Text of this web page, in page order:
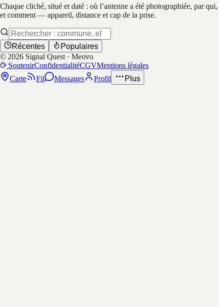
Chaque cliché, situé et daté : où l’antenne a été photographiée, par qui,
et comment — appareil, distance et cap de la prise.
Récentes
Populaires
© 2026 Signal Quest · Meovo
SoutenirConfidentialitéCGVMentions légales
Carte
Fil Messages Profil Plus